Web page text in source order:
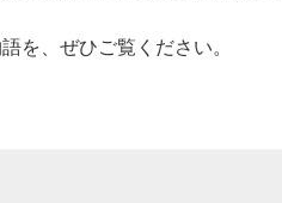
を、ぜひご覧ください。